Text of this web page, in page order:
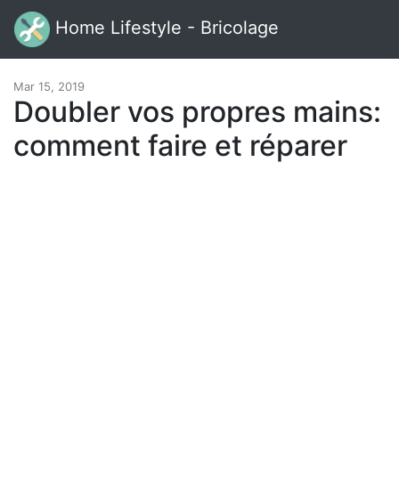
Home Lifestyle - Bricolage
Mar 15, 2019
Doubler vos propres mains:
comment faire et réparer